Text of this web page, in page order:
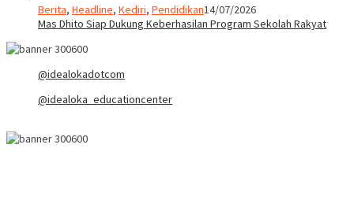
Berita, Headline, Kediri, Pendidikan14/07/2026
Mas Dhito Siap Dukung Keberhasilan Program Sekolah Rakyat
@idealokadotcom
@idealoka_educationcenter